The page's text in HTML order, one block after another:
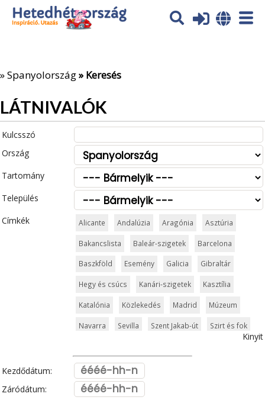
Az oldal sütiket (cookies) használ. További tájékoztatás itt:
Adatvédelmi tájékoztató
»Spanyolország» Keresés
LÁTNIVALÓK
Kulcsszó
Ország
Tartomány
Település
Címkék
Alicante Andalúzia Aragónia Asztúria
Bakancslista Baleár-szigetek Barcelona
Baszkföld Esemény Galicia Gibraltár
Hegy és csúcs Kanári-szigetek Kasztília
Katalónia Közlekedés Madrid Múzeum
Navarra Sevilla Szent Jakab-út Szirt és fok
Valencia Vár és kastély
Vidámpark Világörökség
Kinyit
Kezdődátum:
Záródátum: